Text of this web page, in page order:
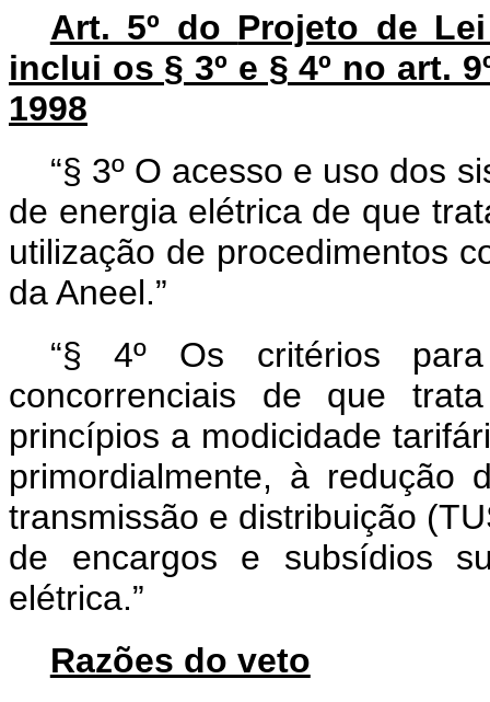
Art. 5º do Projeto de
inclui os § 3º e § 4º no art.
1998
“§ 3º O acesso e uso dos
de energia elétrica de que
utilização de procedimentos
da Aneel.”
“§ 4º Os critérios
concorrenciais de que
princípios a modicidade
primordialmente, à redução
transmissão e distribuição
de encargos e subsídios
elétrica.”
Razões do veto